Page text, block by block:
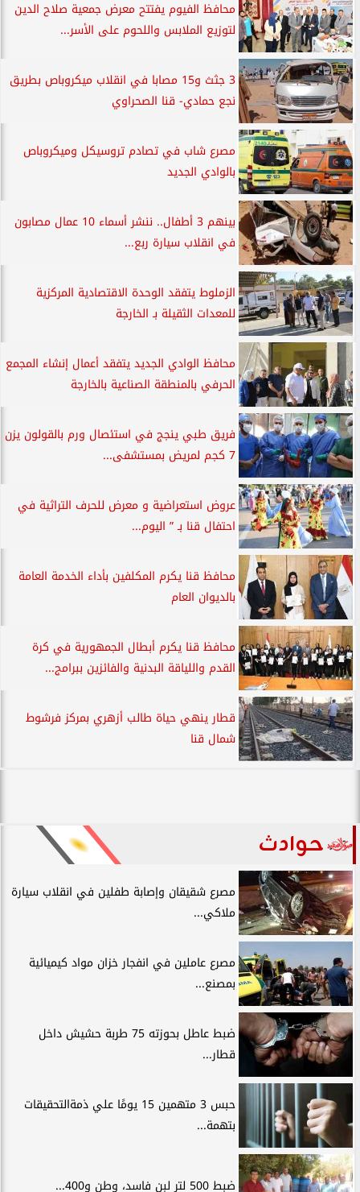
محافظ الفيوم يفتتح معرض جمعية صلاح الدين
لتوزيع الملابس واللحوم على الأسر...
3 جثث و15 مصابا في انقلاب ميكروباص بطريق
نجع حمادي- قنا الصحراوي
مصرع شاب في تصادم تروسيكل وميكروباص
بالوادي الجديد
بينهم 3 أطفال.. ننشر أسماء 10 عمال مصابون
في انقلاب سيارة ربع...
الزملوط يتفقد الوحدة الاقتصادية المركزية
للمعدات الثقيلة بـ الخارجة
محافظ الوادي الجديد يتفقد أعمال إنشاء المجمع
الحرفي بالمنطقة الصناعية بالخارجة
فريق طبي ينجج في استئصال ورم بالقولون يزن
7 كجم لمريض بمستشفى...
عروض استعراضية و معرض للحرف التراثية في
احتفال قنا بـ ” اليوم...
محافظ قنا يكرم المكلفين بأداء الخدمة العامة
بالديوان العام
محافظ قنا يكرم أبطال الجمهورية في كرة
القدم واللياقة البدنية والفائزين ببرامج...
قطار ينهي حياة طالب أزهري بمركز فرشوط
شمال قنا
حوادث
مصرع شقيقان وإصابة طفلين في انقلاب سيارة
ملاكي...
مصرع عاملين في انفجار خزان مواد كيميائية
بمصنع...
ضبط عاطل بحوزته 75 طربة حشيش داخل
قطار...
حبس 3 متهمين 15 يومًا علي ذمةالتحقيقات
بتهمة...
ضبط 500 لتر لبن فاسد، وطن و400...